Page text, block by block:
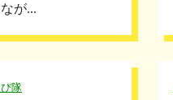
が...
隊